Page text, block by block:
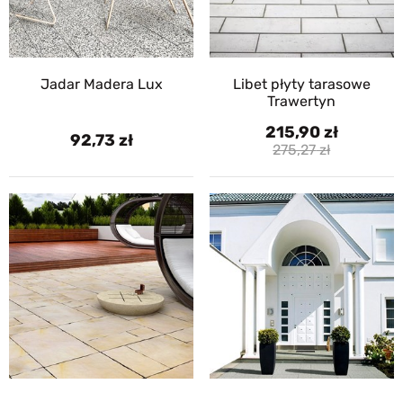
Jadar Madera Lux
92,73
Libet płyty tarasowe
Trawertyn
215,90
275,27